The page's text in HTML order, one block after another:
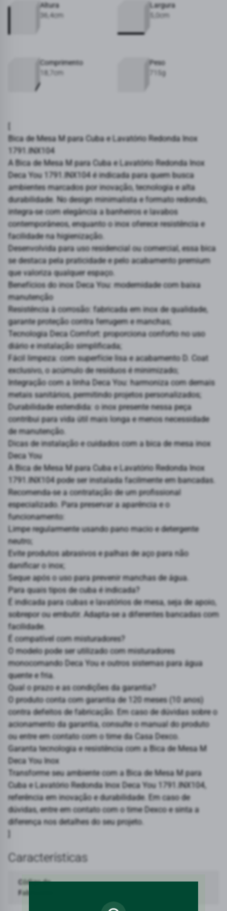
Altura
36,4cm
Largura
5,0cm
Comprimento
18,7cm
Peso
715g
Bica de Mesa M para Cuba e Lavatório Redonda Inox
1791.INX104
A Bica de Mesa M para Cuba e Lavatório Redonda Inox
Deca You 1791.INX104 é indicada para quem busca
ambientes marcados por inovação, tecnologia e alta
durabilidade. No design minimalista e formato redondo,
integra-se com elegância a banheiros e lavabos
contemporâneos, enquanto o inox oferece resistência e
facilidade na higienização.
Desenvolvida para uso residencial ou comercial, essa bica
se destaca pela praticidade e pelo acabamento premium
que valoriza qualquer espaço.
Benefícios do inox Deca You: modernidade com baixa
manutenção
Resistência à corrosão: fabricada em inox de qualidade,
garante proteção contra ferrugem e manchas;
Tecnologia Deca Comfort: proporciona conforto no uso
diário e instalação simplificada;
Fácil limpeza: com superfície lisa e acabamento D. Coat
exclusivo, o acúmulo de resíduos é minimizado;
Integração com a linha Deca You: harmoniza com demais
metais sanitários, permitindo projetos personalizados;
Durabilidade estendida: o inox presente nessa peça
contribui para vida útil mais longa e menos necessidade
de manutenção.
Dicas de instalação e cuidados com a bica de mesa inox
Deca You
A Bica de Mesa M para Cuba e Lavatório Redonda Inox
1791.INX104 pode ser instalada facilmente em bancadas.
Recomenda-se a contratação de um profissional
especializado. Para preservar a aparência e o
funcionamento:
Limpe regularmente usando pano macio e detergente
neutro;
Evite produtos abrasivos e palhas de aço para não
danificar o inox;
Seque após o uso para prevenir manchas de água.
Para quais tipos de cuba é indicada?
É indicada para cubas e lavatórios de mesa, seja de apoio,
sobrepor ou embutir. Adapta-se a diferentes bancadas com
facilidade.
É compatível com misturadores?
O modelo pode ser utilizado com misturadores
monocomando Deca You e outros sistemas para água
quente e fria.
Qual o prazo e as condições da garantia?
O produto conta com garantia de 120 meses (10 anos)
contra defeitos de fabricação. Em caso de dúvidas sobre o
acionamento da garantia, consulte o manual do produto
ou entre em contato com o time da Casa Dexco.
Garanta tecnologia e resistência com a Bica de Mesa M
Deca You Inox
Transforme seu ambiente com a Bica de Mesa M para
Cuba e Lavatório Redonda Inox Deca You 1791.INX104,
referência em inovação e durabilidade. Em caso de
dúvidas, entre em contato com o time Dexco e sinta a
diferença nos detalhes do seu projeto.
Características
Código do
Fabricante